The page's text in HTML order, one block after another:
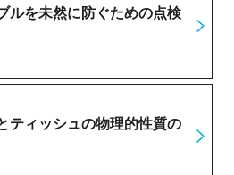
ルを未然に防ぐための点検
ティッシュの物理的性質の